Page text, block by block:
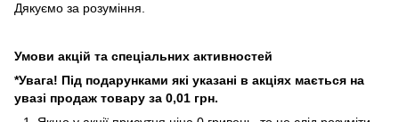
Дякуємо за розуміння.
Умови акцій та спеціальних активностей
*Увага! Під подарунками які указані в акціях мається на
увазі продаж товару за 0,01 грн.